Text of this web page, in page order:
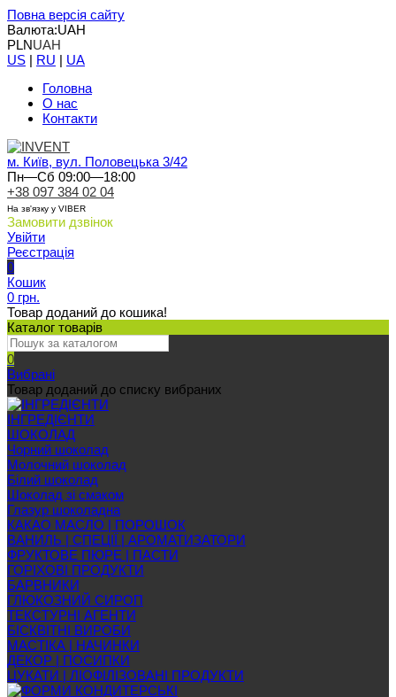
Повна версія сайту
Валюта:UAH
PLNUAH
US | RU | UA
Головна
О нас
Контакти
м. Київ, вул. Половецька 3/42
Пн—Сб 09:00—18:00
+38 097 384 02 04
На зв'язку у VIBER
Замовити дзвінок
Увійти
Реєстрація
0
Кошик
0 грн.
Товар доданий до кошика!
Каталог товарів
0
Вибрані
Товар доданий до списку вибраних
ІНГРЕДІЄНТИ
ШОКОЛАД
Чорний шоколад
Молочний шоколад
Білий шоколад
Шоколад зі смаком
Глазур шоколадна
КАКАО МАСЛО | ПОРОШОК
ВАНИЛЬ | СПЕЦІЇ | АРОМАТИЗАТОРИ
ФРУКТОВЕ ПЮРЕ | ПАСТИ
ГОРІХОВІ ПРОДУКТИ
БАРВНИКИ
ГЛЮКОЗНИЙ СИРОП
ТЕКСТУРНІ АГЕНТИ
БІСКВІТНІ ВИРОБИ
МАСТІКА | НАЧИНКИ
ДЕКОР | ПОСИПКИ
ЦУКАТИ | ЛІОФІЛІЗОВАНІ ПРОДУКТИ